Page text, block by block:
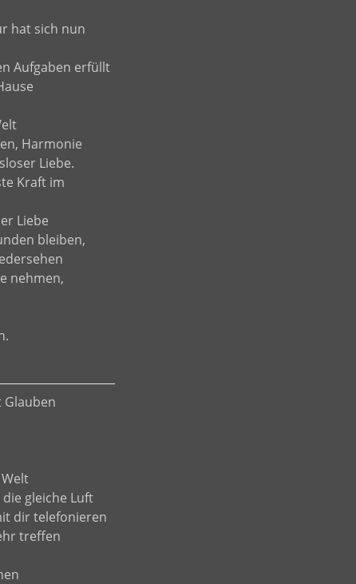
hat sich nun
Aufgaben erfüllt
Harmonie
Liebe.
Kraft im
Liebe
bleiben,
nehmen,
Glauben
gleiche Luft
dir telefonieren
treffen